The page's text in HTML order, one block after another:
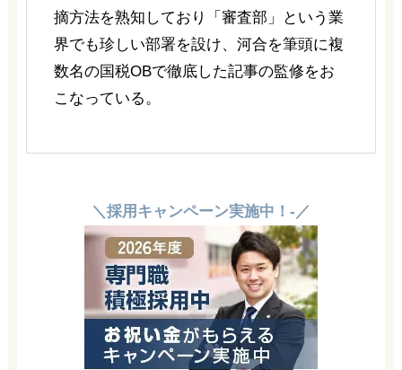
摘方法を熟知しており「審査部」という業
界でも珍しい部署を設け、河合を筆頭に複
数名の国税OBで徹底した記事の監修をお
こなっている。
＼採用キャンペーン実施中！-／